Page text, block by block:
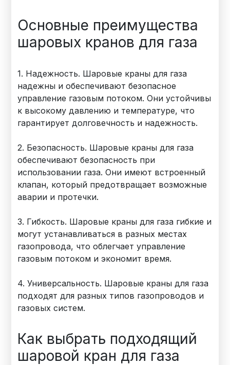
Основные преимущества
шаровых кранов для газа
1. Надежность. Шаровые краны для газа
надежны и обеспечивают безопасное
управление газовым потоком. Они устойчивы
к высокому давлению и температуре, что
гарантирует долговечность и надежность.
2. Безопасность. Шаровые краны для газа
обеспечивают безопасность при
использовании газа. Они имеют встроенный
клапан, который предотвращает возможные
аварии и протечки.
3. Гибкость. Шаровые краны для газа гибкие и
могут устанавливаться в разных местах
газопровода, что облегчает управление
газовым потоком и экономит время.
4. Универсальность. Шаровые краны для газа
подходят для разных типов газопроводов и
газовых систем.
Как выбрать подходящий
шаровой кран для газа